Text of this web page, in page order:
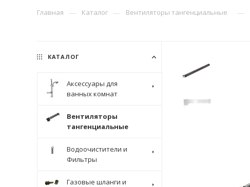
Главная — Каталог — Вентиляторы тангенциальные —
КАТАЛОГ
Аксессуары для
ванных комнат
Вентиляторы
тангенциальные
Водоочистители и
Фильтры
Газовые шланги и